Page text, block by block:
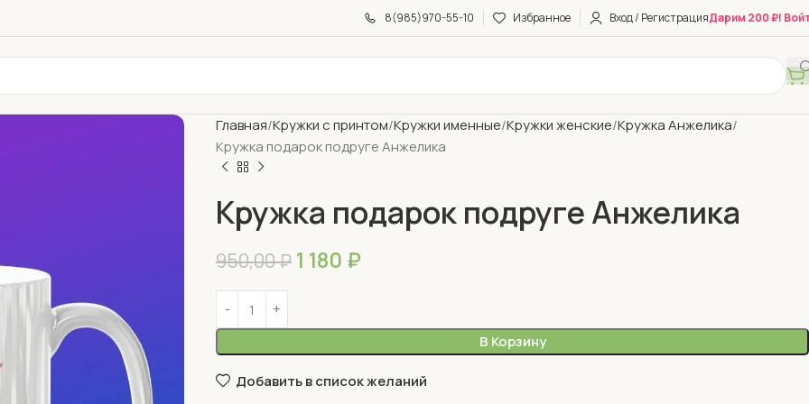
8(985)970-55-10 Избранное Вход / РегистрацияДарим 200 ₽!
Главная Кружки с принтом Кружки именные Кружки женские Кружка Анжелика
Кружка подарок подруге Анжелика
Кружка подарок подруге Анжелика
950,00₽ 1 180 ₽
В Корзину
Добавить в список желаний